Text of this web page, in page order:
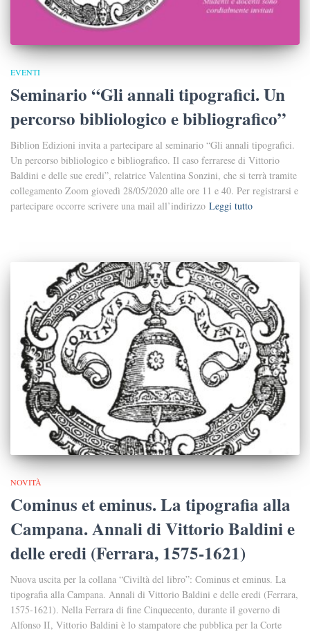
EVENTI
Seminario “Gli annali tipografici. Un
percorso bibliologico e bibliografico”
Biblion Edizioni invita a partecipare al seminario “Gli annali tipografici.
Un percorso bibliologico e bibliografico. Il caso ferrarese di Vittorio
Baldini e delle sue eredi”, relatrice Valentina Sonzini, che si terrà tramite
collegamento Zoom giovedì 28/05/2020 alle ore 11 e 40. Per registrarsi e
partecipare occorre scrivere una mail all’indirizzo Leggi tutto
NOVITÀ
Cominus et eminus. La tipografia alla
Campana. Annali di Vittorio Baldini e
delle eredi (Ferrara, 1575-1621)
Nuova uscita per la collana “Civiltà del libro”: Cominus et eminus. La
tipografia alla Campana. Annali di Vittorio Baldini e delle eredi (Ferrara,
1575-1621). Nella Ferrara di fine Cinquecento, durante il governo di
Alfonso II, Vittorio Baldini è lo stampatore che pubblica per la Corte